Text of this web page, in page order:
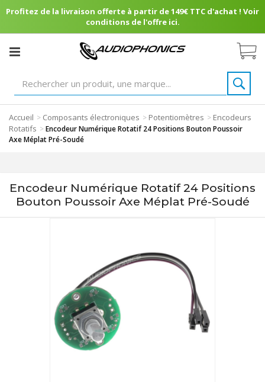
Profitez de la livraison offerte à partir de 149€ TTC d'achat ! Voir
conditions de l'offre ici.
Accueil > Composants électroniques > Potentiomètres > Encodeurs
Rotatifs >Encodeur Numérique Rotatif 24 Positions Bouton Poussoir
Axe Méplat Pré-Soudé
Encodeur Numérique Rotatif 24 Positions
Bouton Poussoir Axe Méplat Pré-Soudé